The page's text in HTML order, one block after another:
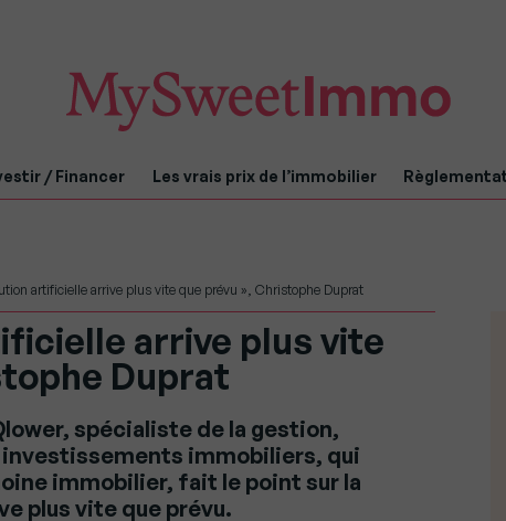
/ Financer Les vrais prix de l’immobilier
artificielle arrive plus vite que prévu », Christophe Duprat
arrive plus vite
Duprat
spécialiste de la gestion,
immobiliers, qui
immobilier, fait le point sur la
plus vite que prévu.